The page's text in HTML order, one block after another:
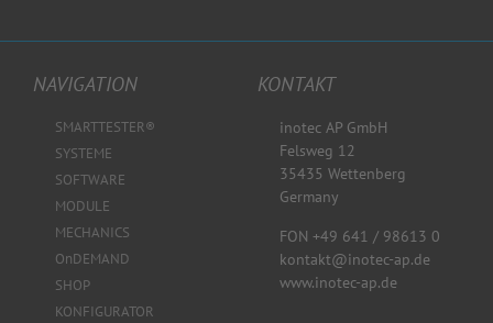
NAVIGATION
SMARTTESTER®
SYSTEME
SOFTWARE
MODULE
MECHANICS
OnDEMAND
SHOP
KONFIGURATOR
KONTAKT
inotec AP GmbH
Felsweg 12
35435 Wettenberg
Germany
FON +49 641 / 98613 0
kontakt@inotec-ap.de
www.inotec-ap.de